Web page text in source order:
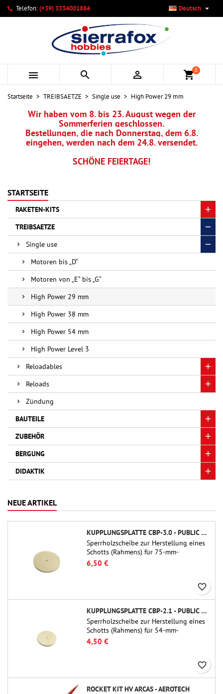
Telefon:(+39) 3334001884 Deutsch 
   shopping_cart0
Startseite TREIBSAETZE Single use High Power 29 mm
Wir haben vom 8. bis 23. August wegen der
Sommerferien geschlossen.
Bestellungen, die nach Donnerstag, dem 6.8.
eingehen, werden nach dem 24.8. versendet.
SCHÖNE FEIERTAGE!
STARTSEITE
RAKETEN-KITS
TREIBSAETZE
Single use
Motoren bis „D“
Motoren von „E“ bis „G“
High Power 29 mm
High Power 38 mm
High Power 54 mm
High Power Level 3
Reloadables
Reloads
Zündung
BAUTEILE
ZUBEHÖR
BERGUNG
DIDAKTIK
NEUE ARTIKEL
KUPPLUNGSPLATTE CBP-3.0 - PUBLIC MISSILES LTD.
Sperrholzscheibe zur Herstellung eines
Schotts (Rahmens) für 75-mm-
Rohrkupplungen (PT-3.0/QT-3.0) von
Public Missiles Ltd.
6,50 €
favorite_border
KUPPLUNGSPLATTE CBP-2.1 - PUBLIC MISSILES LTD.
Sperrholzscheibe zur Herstellung eines
Schotts (Rahmens) für 54-mm-
Rohrkupplungen (PT-2.1 oder QT-2.1)
von Public Missiles Ltd.
4,50 €
favorite_border
ROCKET KIT HV ARCAS - AEROTECH
Ihre Wunschlisten ×
Neue Liste anlegen
((modalTitle)) ×
((confirmMessage))
((cancelText)) ((modalDeleteText))
Wunschliste erstellen ×
Name der Wunschliste
Abbrechen Wunschliste erstellen
Anmelden ×
Sie müssen angemeldet sein, um Artikel Ihrer Wunschliste
hinzufügen zu können.
Abbrechen Anmelden